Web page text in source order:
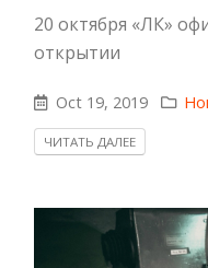
20 октября «ЛК»
открытии
Oct 19, 2019
ЧИТАТЬ ДАЛЕЕ